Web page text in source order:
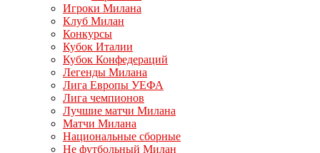
Игроки Милана
Клуб Милан
Конкурсы
Кубок Италии
Кубок Конфедераций
Легенды Милана
Лига Европы УЕФА
Лига чемпионов
Лучшие матчи Милана
Матчи Милана
Национальные сборные
Не футбольный Милан